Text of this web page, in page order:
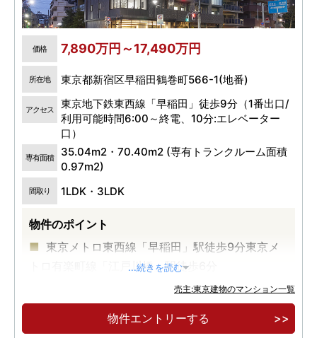
価格 7,890万円～17,490万円
所在地 東京都新宿区早稲田鶴巻町566-1(地番)
アクセス
東京地下鉄東西線「早稲田」徒歩9分（1番出口/
利用可能時間6:00～終電、10分:エレベーター
口）
専有面積
35.04m2・70.40m2 (専有トランクルーム面積
0.97m2)
間取り 1LDK・3LDK
物件のポイント
東京メトロ東西線「早稲田」駅徒歩9分東京メ
トロ有楽町線「江戸川橋」駅徒歩6分
...続きを読む
売主:東京建物のマンション一覧
物件エントリーする